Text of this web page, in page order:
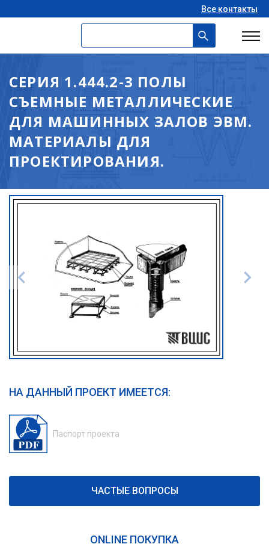
Все контакты
СЕРИЯ 1.444.2-3 ПОЛЫ
СЪЕМНЫЕ МЕТАЛЛИЧЕСКИЕ
ДЛЯ МАШИННЫХ ЗАЛОВ ЭВМ.
МАТЕРИАЛЫ ДЛЯ
ПРОЕКТИРОВАНИЯ.
НА ДАННЫЙ ПРОЕКТ ИМЕЕТСЯ:
Паспорт проекта
ЧАСТЫЕ ВОПРОСЫ
ONLINE ПОКУПКА